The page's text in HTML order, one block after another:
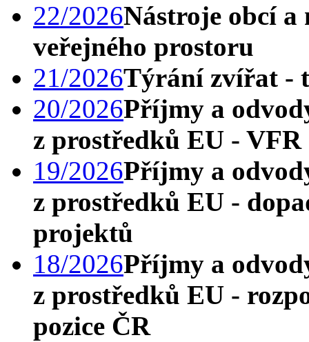
22/2026Nástroje obcí a
veřejného prostoru
21/2026Týrání zvířat -
20/2026Příjmy a
z prostředků EU - VFR
19/2026Příjmy a
z prostředků EU -
projektů
18/2026Příjmy a
z prostředků EU -
pozice ČR